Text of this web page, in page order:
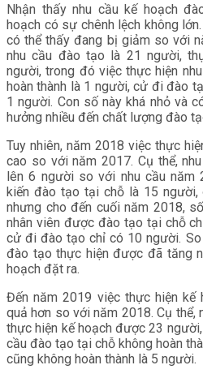
Nhận thấy nhu cầu kế hoạch
hoạch có sự chênh lệch không
có thể thấy đang bị giảm so với
nhu cầu đào tạo là 21 người,
người, trong đó việc thực hiện
hoàn thành là 1 người, cử đi đào
1 người. Con số này khá nhỏ và
hưởng nhiều đến chất lượng đào
Tuy nhiên, năm 2018 việc thực
cao so với năm 2017. Cụ thể,
lên 6 người so với nhu cầu năm
kiến đào tạo tại chỗ là 15
nhưng cho đến cuối năm 2018,
nhân viên được đào tạo tại chỗ
cử đi đào tạo chỉ có 10 người.
đào tạo thực hiện được đã tăng
hoạch đặt ra.
Đến năm 2019 việc thực hiện kế
quả hơn so với năm 2018. Cụ
thực hiện kế hoạch được 23
cầu đào tạo tại chỗ không hoàn
cũng không hoàn thành là 5 người.